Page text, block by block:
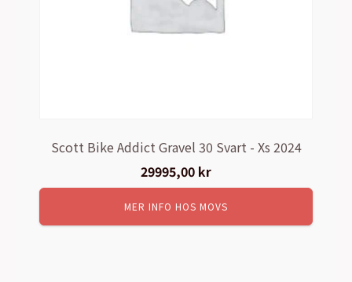
Scott Bike Addict Gravel 30 Svart - Xs 2024
29995,00 kr
MER INFO HOS MOVS